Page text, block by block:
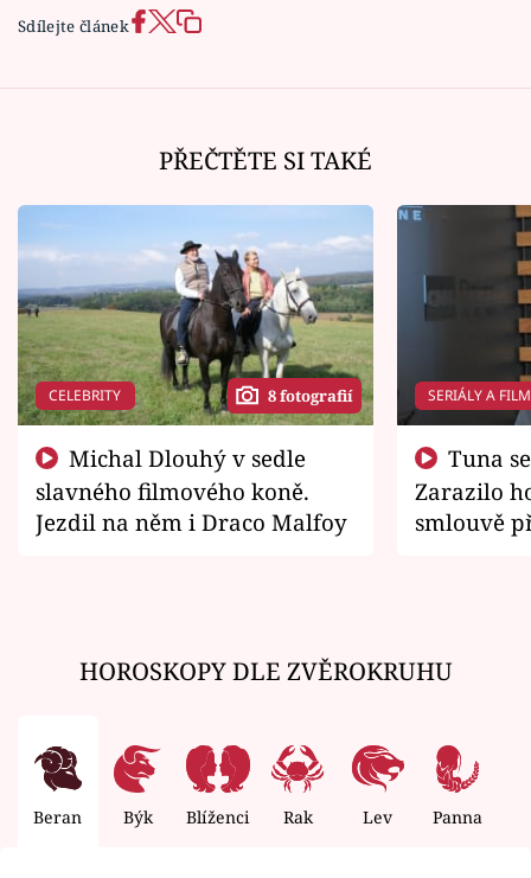
Sdílejte článek
PŘEČTĚTE SI TAKÉ
CELEBRITY 8 fotografií
slavného filmového koně.
Jezdil na něm i Draco Malfoy
SERIÁLY A
Zarazilo
smlouvě
HOROSKOPY DLE ZVĚROKRUHU
Beran Býk Blíženci Rak Lev Panna